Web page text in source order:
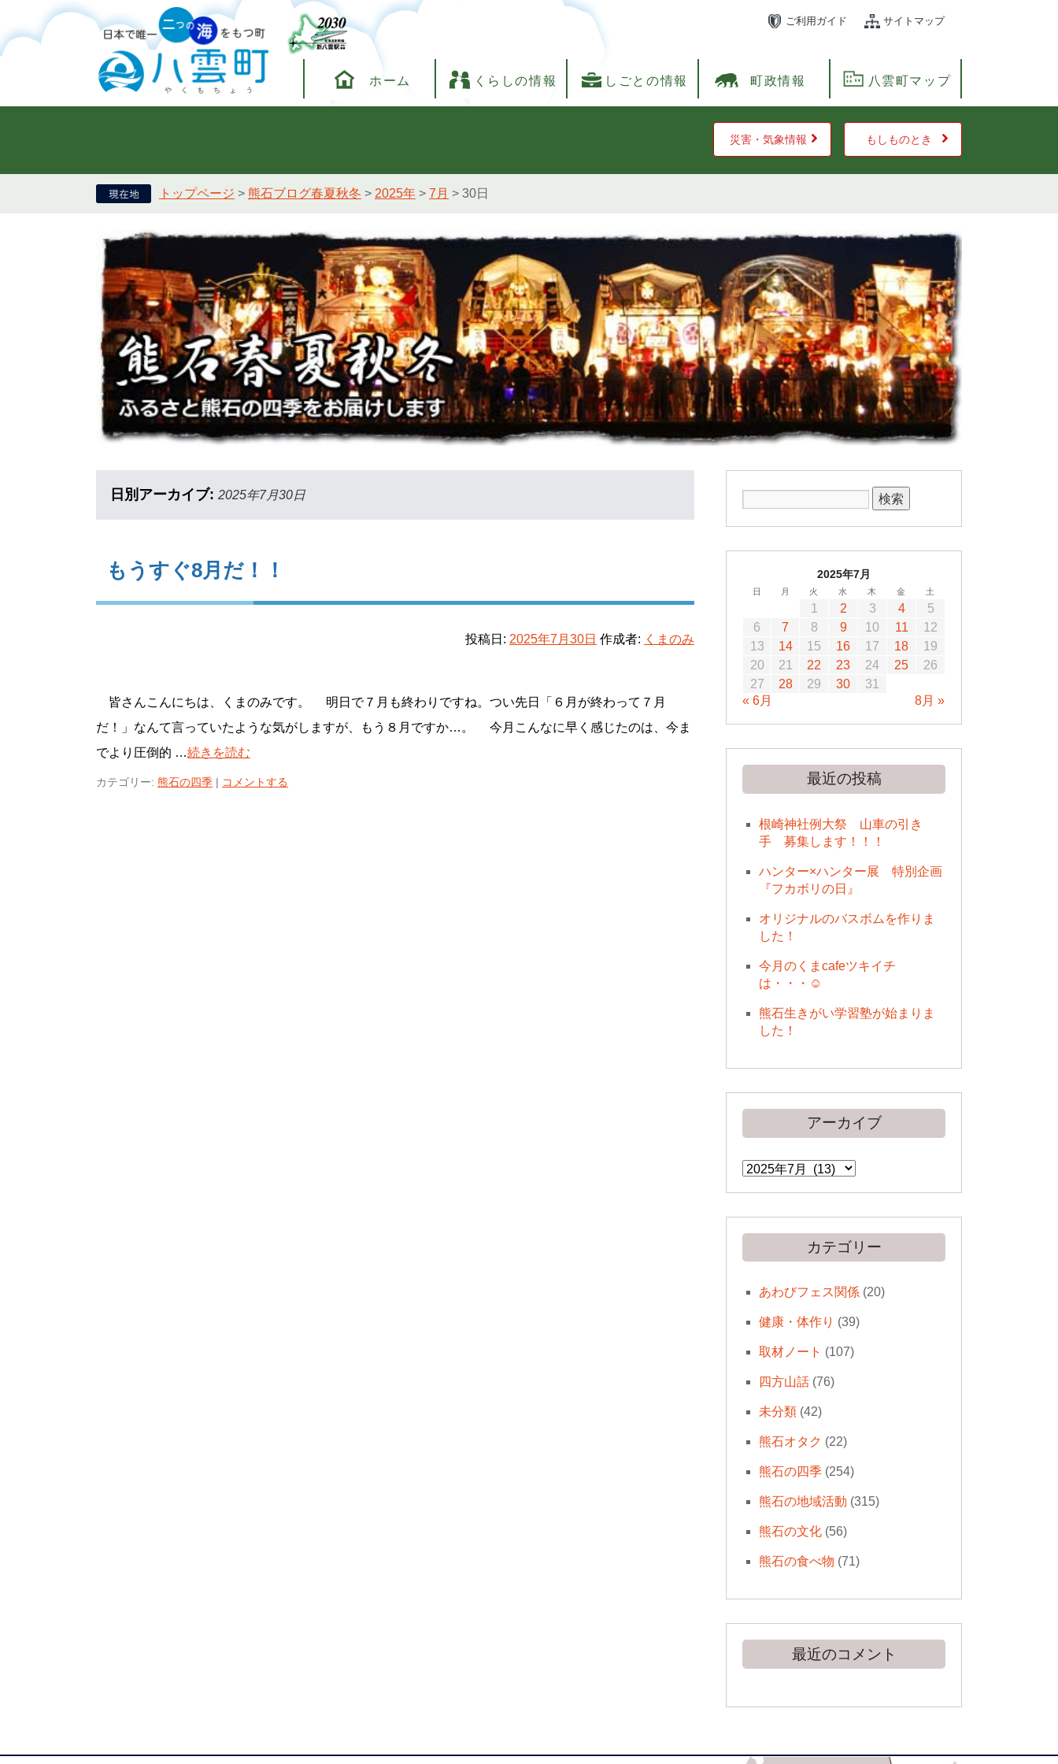
ご利用ガイド サイトマップ
ホーム くらしの情報 しごとの情報 町政情報 八雲町マップ
災害・気象情報 もしものとき
トップページ > 熊石ブログ春夏秋冬 > 2025年 > 7月 > 30日
日別アーカイブ: 2025年7月30日
もうすぐ8月だ！！
投稿日: 2025年7月30日 作成者: くまのみ
皆さんこんにちは、くまのみです。 明日で７月も終わりですね。つい先日「６月が終わって７月
だ！」なんて言っていたような気がしますが、もう８月ですか…。 今月こんなに早く感じたのは、今ま
でより圧倒的 …続きを読む
カテゴリー: 熊石の四季 | コメントする
2025年7月
日 月 火 水 木 金 土
1 2 3 4
5
6
7 8 9 10 11
12
13
14 15 16 17 18
19
20
21 22 23 24 25
26
27
28 29 30
31
« 6月
8月 »
最近の投稿
根崎神社例大祭 山車の引き
手 募集します！！！
ハンター×ハンター展 特別企画
『フカボリの日』
オリジナルのバスボムを作りま
した！
今月のくまcafeツキイチ
は・・・☺
熊石生きがい学習塾が始まりま
した！
アーカイブ
ア
ー
カ
カテゴリー
あわびフェス関係(20)
健康・体作り (39)
取材ノート (107)
四方山話(76)
未分類(42)
熊石オタク (22)
熊石の四季(254)
熊石の地域活動 (315)
熊石の文化(56)
熊石の食べ物 (71)
最近のコメント